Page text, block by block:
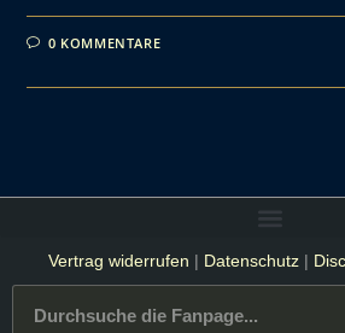
0 KOMMENTARE
Vertrag widerrufen | Datenschutz|